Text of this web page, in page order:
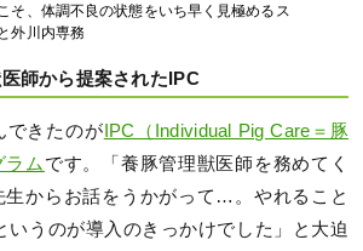
そ、体調不良の状態をいち早く見極めるス
外川内専務
師から提案されたIPC
できたのが IPC（Individual Pig Care＝豚
ラムです。「養豚管理獣医師を務めてく
生からお話をうかがって…。やれること
いうのが導入のきっかけでした」と大迫